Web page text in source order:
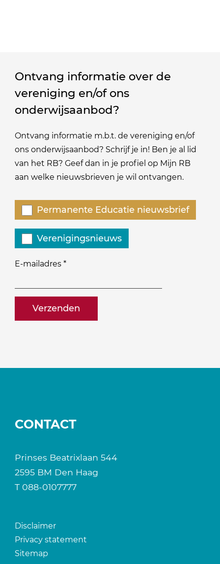
Ontvang informatie over de
vereniging en/of ons
onderwijsaanbod?
Ontvang informatie m.b.t. de vereniging en/of
ons onderwijsaanbod? Schrijf je in! Ben je al lid
van het RB? Geef dan in je profiel op Mijn RB
aan welke nieuwsbrieven je wil ontvangen.
E-mailadres *
naam@bedrijf.nl
Welke
nieuwsbrieven
zou
je
willen
Permanente Educatie nieuwsbrief
Verenigingsnieuws
CONTACT
Prinses Beatrixlaan 544
2595 BM Den Haag
T 088-0107777
Disclaimer
Privacy statement
Sitemap